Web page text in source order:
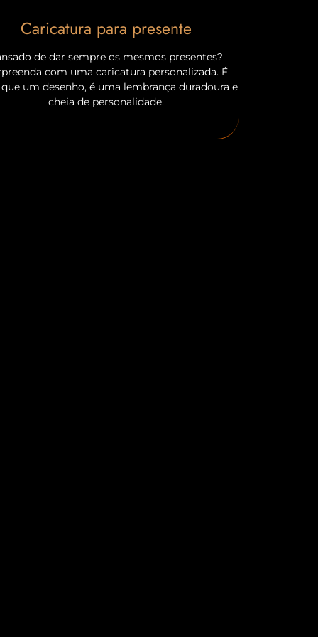
Caricatura para presente
de dar sempre os mesmos presentes?
com uma caricatura personalizada. É
um desenho, é uma lembrança duradoura e
cheia de personalidade.